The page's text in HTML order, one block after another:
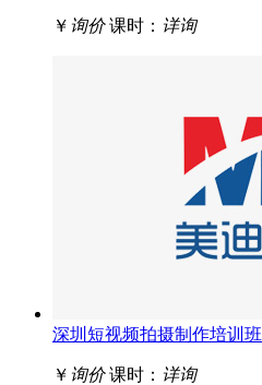
￥ 询价 课时： 详询
深圳短视频拍摄制作培训班
￥ 询价 课时： 详询